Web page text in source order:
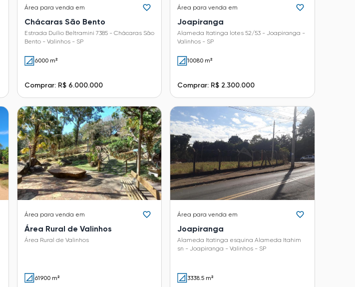
Área para venda em
Chácaras São Bento
Estrada Duílio Beltramini 7385 - Chácaras São
Bento - Valinhos - SP
6000 m²
Comprar: R$ 6.000.000
Área para venda em
Joapiranga
Alameda Itatinga lotes 52/53 - Joapiranga -
Valinhos - SP
10080 m²
Comprar: R$ 2.300.000
Área para venda em
Área Rural de Valinhos
Área Rural de Valinhos
61900 m²
Área para venda em
Joapiranga
Alameda Itatinga esquina Alameda Itahim
sn - Joapiranga - Valinhos - SP
3338.5 m²